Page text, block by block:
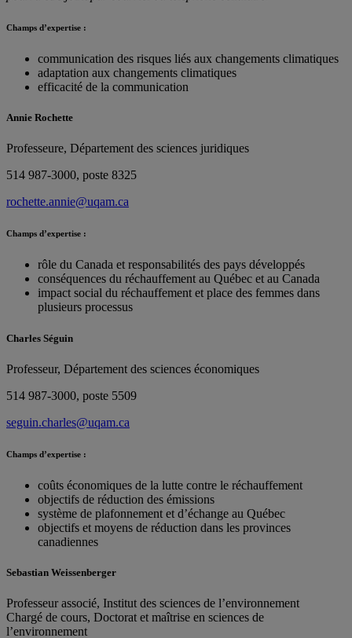
Champs d’expertise :
communication des risques liés aux changements climatiques
adaptation aux changements climatiques
efficacité de la communication
Annie Rochette
Professeure, Département des sciences juridiques
514 987-3000, poste 8325
rochette.annie@uqam.ca
Champs d’expertise :
rôle du Canada et responsabilités des pays développés
conséquences du réchauffement au Québec et au Canada
impact social du réchauffement et place des femmes dans
plusieurs processus
Charles Séguin
Professeur, Département des sciences économiques
514 987-3000, poste 5509
seguin.charles@uqam.ca
Champs d’expertise :
coûts économiques de la lutte contre le réchauffement
objectifs de réduction des émissions
système de plafonnement et d’échange au Québec
objectifs et moyens de réduction dans les provinces
canadiennes
Sebastian Weissenberger
Professeur associé, Institut des sciences de l’environnement
Chargé de cours, Doctorat et maîtrise en sciences de
l’environnement